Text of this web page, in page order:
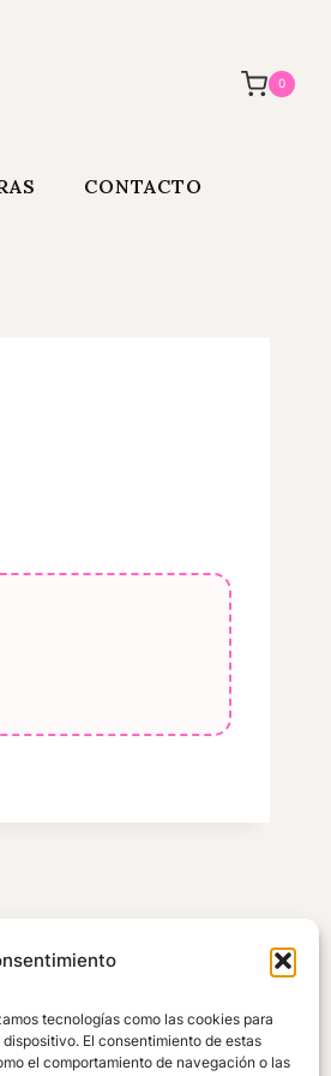
tecnologías como las cookies para
El consentimiento de estas
el comportamiento de navegación o las
0
CONTACTO